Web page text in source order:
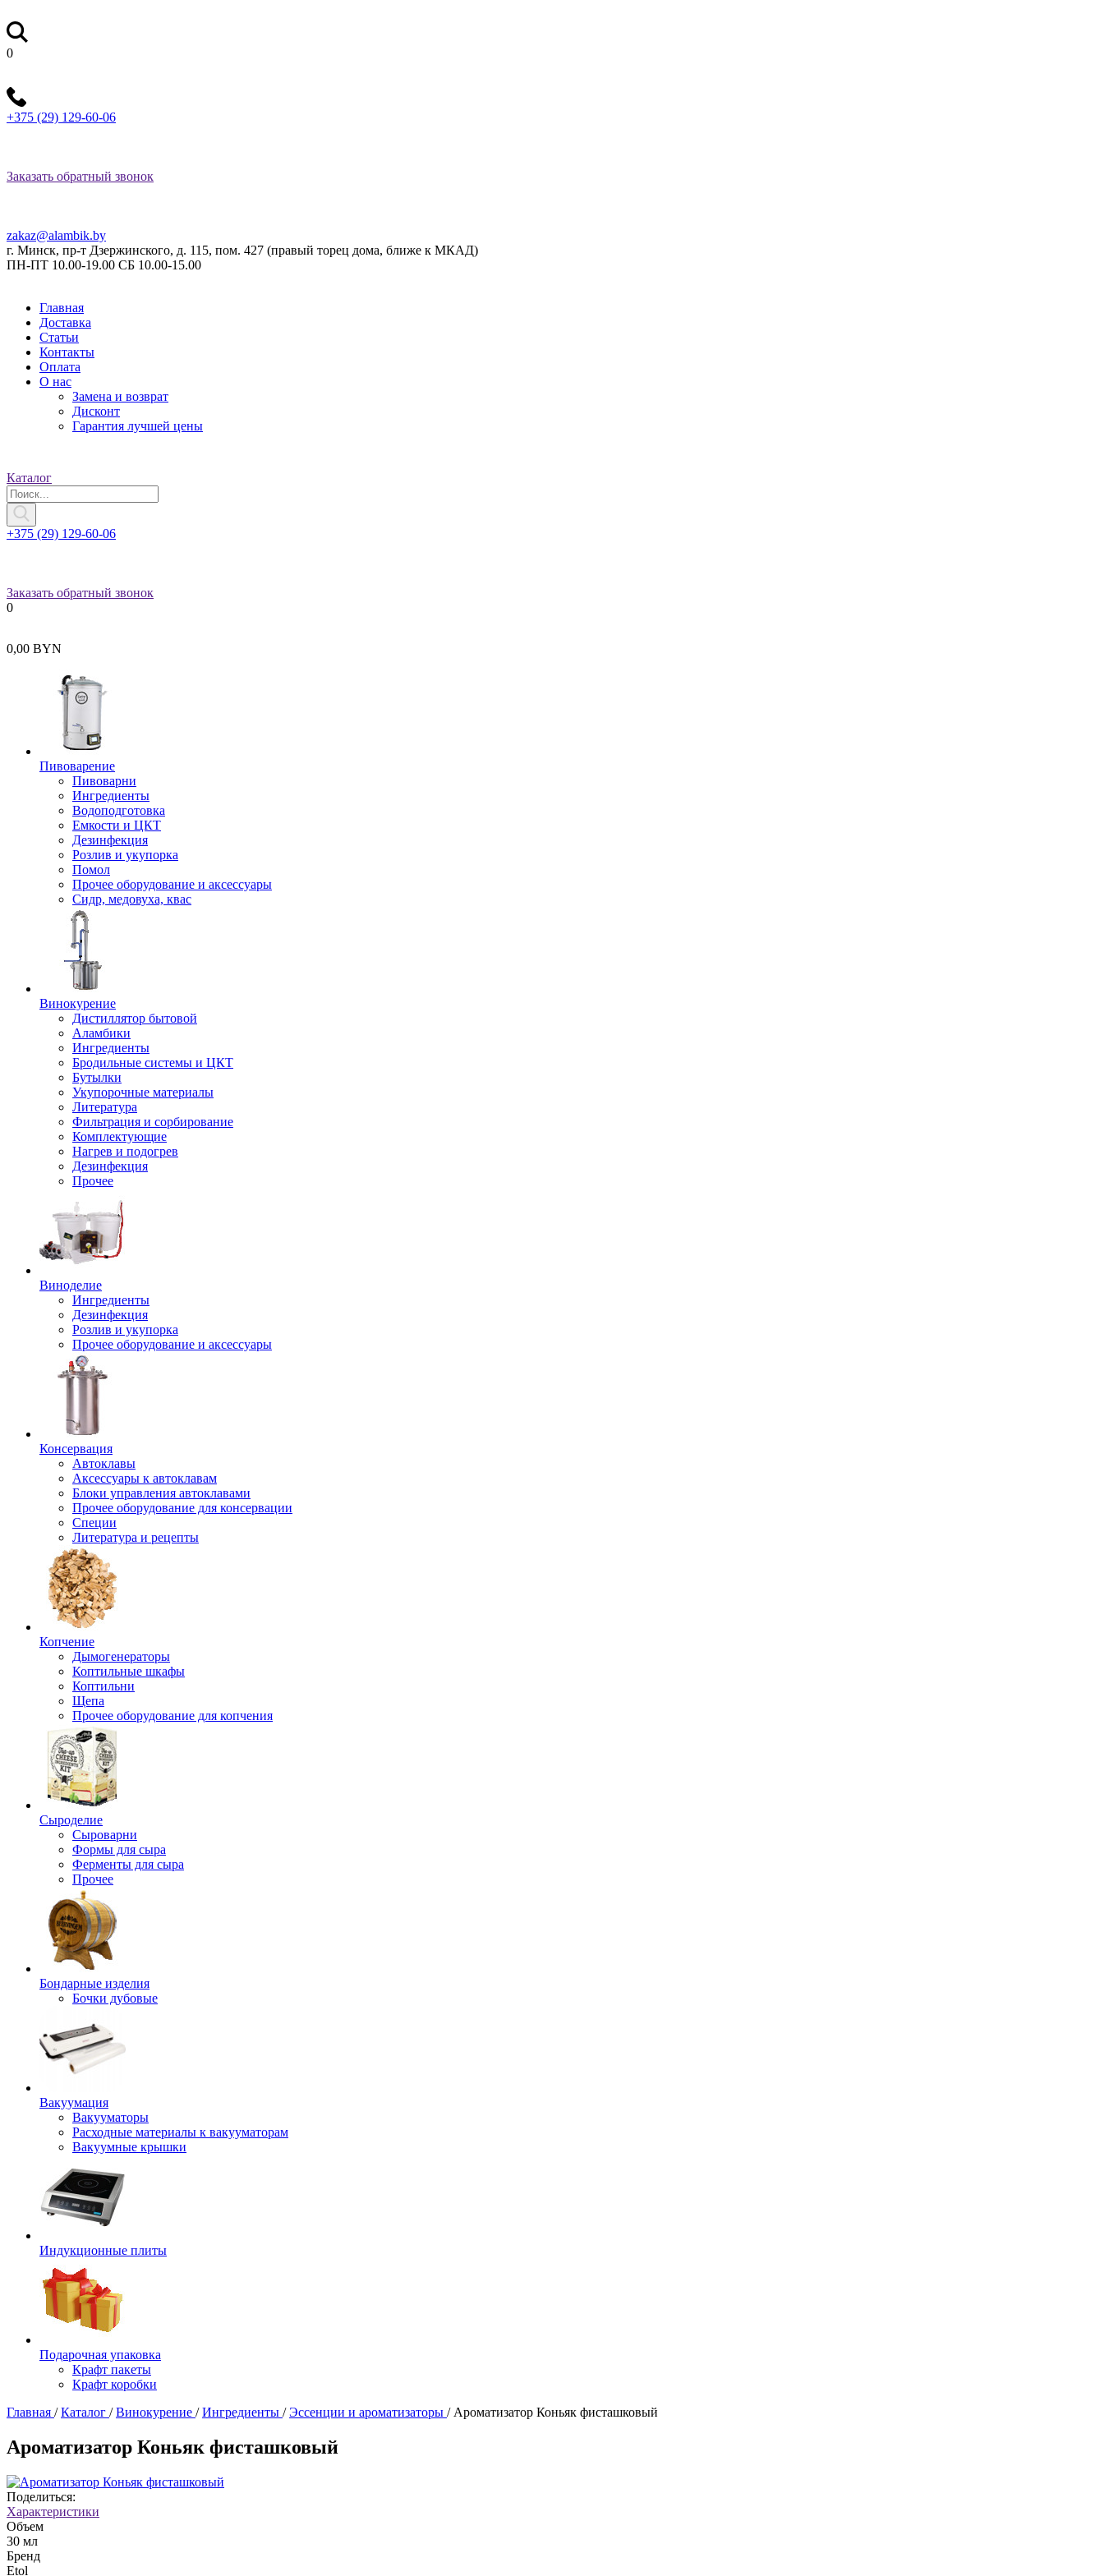
0
+375 (29) 129-60-06
Заказать обратный звонок
zakaz@alambik.by
г. Минск, пр-т Дзержинского, д. 115, пом. 427 (правый торец дома, ближе к МКАД)
ПН-ПТ 10.00-19.00 СБ 10.00-15.00
Главная
Доставка
Статьи
Контакты
Оплата
О нас
Замена и возврат
Дисконт
Гарантия лучшей цены
Каталог
+375 (29) 129-60-06
Заказать обратный звонок
0
0,00 BYN
Пивоварение
Пивоварни
Ингредиенты
Водоподготовка
Емкости и ЦКТ
Дезинфекция
Розлив и укупорка
Помол
Прочее оборудование и аксессуары
Сидр, медовуха, квас
Винокурение
Дистиллятор бытовой
Аламбики
Ингредиенты
Бродильные системы и ЦКТ
Бутылки
Укупорочные материалы
Литература
Фильтрация и сорбирование
Комплектующие
Нагрев и подогрев
Дезинфекция
Прочее
Виноделие
Ингредиенты
Дезинфекция
Розлив и укупорка
Прочее оборудование и аксессуары
Консервация
Автоклавы
Аксессуары к автоклавам
Блоки управления автоклавами
Прочее оборудование для консервации
Специи
Литература и рецепты
Копчение
Дымогенераторы
Коптильные шкафы
Коптильни
Щепа
Прочее оборудование для копчения
Сыроделие
Сыроварни
Формы для сыра
Ферменты для сыра
Прочее
Бондарные изделия
Бочки дубовые
Вакуумация
Вакууматоры
Расходные материалы к вакууматорам
Вакуумные крышки
Индукционные плиты
Подарочная упаковка
Крафт пакеты
Крафт коробки
Главная / Каталог / Винокурение / Ингредиенты / Эссенции и ароматизаторы / Ароматизатор Коньяк фисташковый
Ароматизатор Коньяк фисташковый
Поделиться:
Характеристики
Объем
30 мл
Бренд
Etol